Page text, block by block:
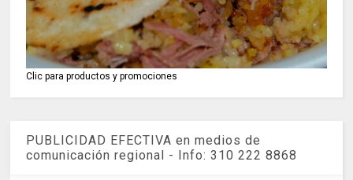
Clic para productos y promociones
PUBLICIDAD EFECTIVA en medios de
comunicación regional - Info: 310 222 8868